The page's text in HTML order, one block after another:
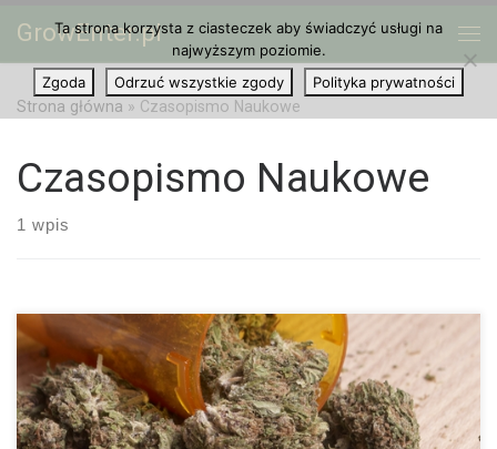
Przejdź do treści
GrowEnter.pl
Strona główna » Czasopismo Naukowe
Czasopismo Naukowe
1 wpis
Czasopismo naukowe „Science of the Total Environment”
Ta strona korzysta z ciasteczek aby świadczyć usługi na
najwyższym poziomie.
Zgoda
Odrzuć wszystkie zgody Polityka prywatności